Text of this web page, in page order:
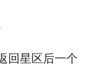
回星区后一个